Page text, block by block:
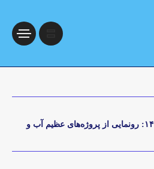
گشایش بزرگ در دهه فجر ۱۴۰۴: رونمایی از پروژه‌های عظیم آب و